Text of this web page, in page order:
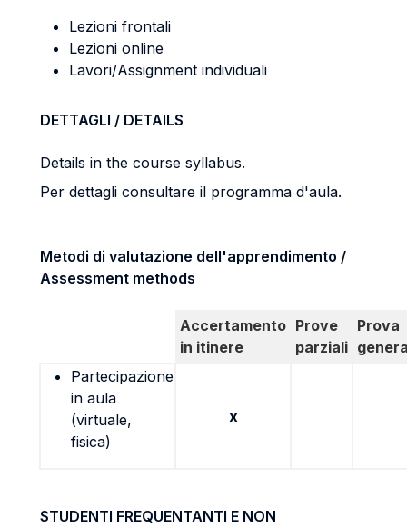
Lezioni frontali
Lezioni online
Lavori/Assignment individuali
DETTAGLI / DETAILS
Details in the course syllabus.
Per dettagli consultare il programma d'aula.
Metodi di valutazione dell'apprendimento /
Assessment methods
Accertamento
in itinere
Prove
parziali
Prova
Partecipazione
in aula
(virtuale,
fisica)
x
STUDENTI FREQUENTANTI E NON